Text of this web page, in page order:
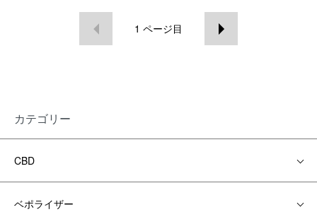
1 ページ目
カテゴリー
CBD
ベポライザー